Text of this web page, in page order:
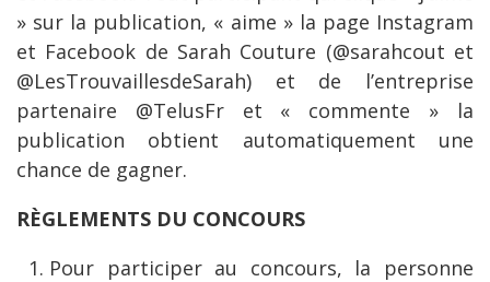
» sur la publication, « aime » la page Instagram
et Facebook de Sarah Couture (@sarahcout et
@LesTrouvaillesdeSarah) et de l’entreprise
partenaire @TelusFr et « commente » la
publication obtient automatiquement une
chance de gagner.
RÈGLEMENTS DU CONCOURS
Pour participer au concours, la personne